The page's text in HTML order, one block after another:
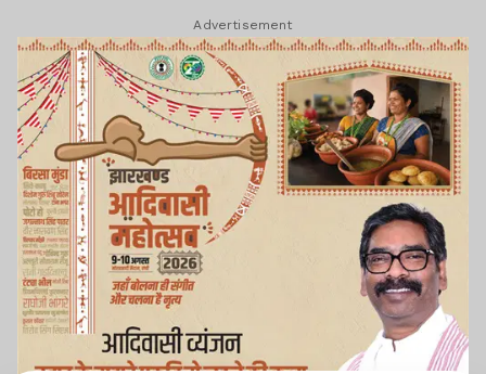
Advertisement